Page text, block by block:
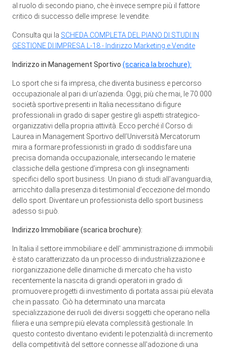
al ruolo di secondo piano, che è invece sempre più il fattore
critico di successo delle imprese: le vendite.
Consulta qui la SCHEDA COMPLETA DEL PIANO DI STUDI IN
GESTIONE DI IMPRESA L-18 - Indirizzo Marketing e Vendite
Indirizzo in Management Sportivo (scarica la brochure):
Lo sport che si fa impresa, che diventa business e percorso
occupazionale al pari di un’azienda. Oggi, più che mai, le 70.000
società sportive presenti in Italia necessitano di figure
professionali in grado di saper gestire gli aspetti strategico-
organizzativi della propria attività. Ecco perché il Corso di
Laurea in Management Sportivo dell’Università Mercatorum
mira a formare professionisti in grado di soddisfare una
precisa domanda occupazionale, intersecando le materie
classiche della gestione d’impresa con gli insegnamenti
specifici dello sport business. Un piano di studi all’avanguardia,
arricchito dalla presenza di testimonial d’eccezione del mondo
dello sport. Diventare un professionista dello sport business
adesso si può.
Indirizzo Immobiliare (scarica brochure):
In Italia il settore immobiliare e dell' amministrazione di immobili
è stato caratterizzato da un processo di industrializzazione e
riorganizzazione delle dinamiche di mercato che ha visto
recentemente la nascita di grandi operatori in grado di
promuovere progetti di investimento di portata assai più elevata
che in passato. Ciò ha determinato una marcata
specializzazione dei ruoli dei diversi soggetti che operano nella
filiera e una sempre più elevata complessità gestionale. In
questo contesto diventano evidenti le potenzialità di incremento
della competitività del settore connesse all'adozione di una